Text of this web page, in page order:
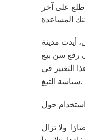
على آخر
أيدت مدينة
رفع سن بيع
التغيير في
سياسة التبغ.
جول
ولا تزال